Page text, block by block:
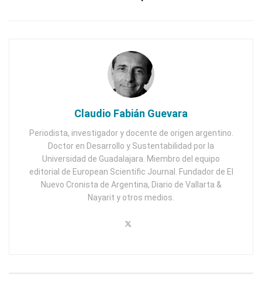
Claudio Fabián Guevara
Periodista, investigador y docente de origen argentino.
Doctor en Desarrollo y Sustentabilidad por la
Universidad de Guadalajara. Miembro del equipo
editorial de European Scientific Journal. Fundador de El
Nuevo Cronista de Argentina, Diario de Vallarta &
Nayarit y otros medios.